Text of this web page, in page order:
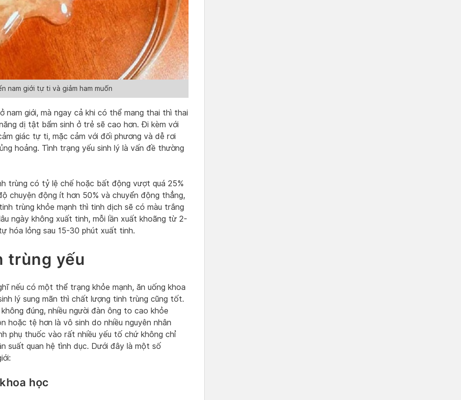
nam giới tự ti và giảm ham muốn
nam giới, mà ngay cả khi có thể mang thai thì thai
dị tật bẩm sinh ở trẻ sẽ cao hơn. Đi kèm với
giác tự ti, mặc cảm với đối phương và dễ rơi
hoảng. Tình trạng yếu sinh lý là vấn đề thường
trùng có tỷ lệ chế hoặc bất động vượt quá 25%
chuyện động ít hơn 50% và chuyển động thẳng,
trùng khỏe mạnh thì tinh dịch sẽ có màu trắng
ngày không xuất tinh, mỗi lần xuất khoãng từ 2-
hóa lỏng sau 15-30 phút xuất tinh.
trùng yếu
nếu có một thể trạng khỏe mạnh, ăn uống khoa
lý sung mãn thì chất lượng tinh trùng cũng tốt.
đúng, nhiều người đàn ông to cao khỏe
hoặc tệ hơn là vô sinh do nhiều nguyên nhân
phụ thuốc vào rất nhiều yếu tố chứ không chỉ
suất quan hệ tình dục. Dưới đây là một số
học